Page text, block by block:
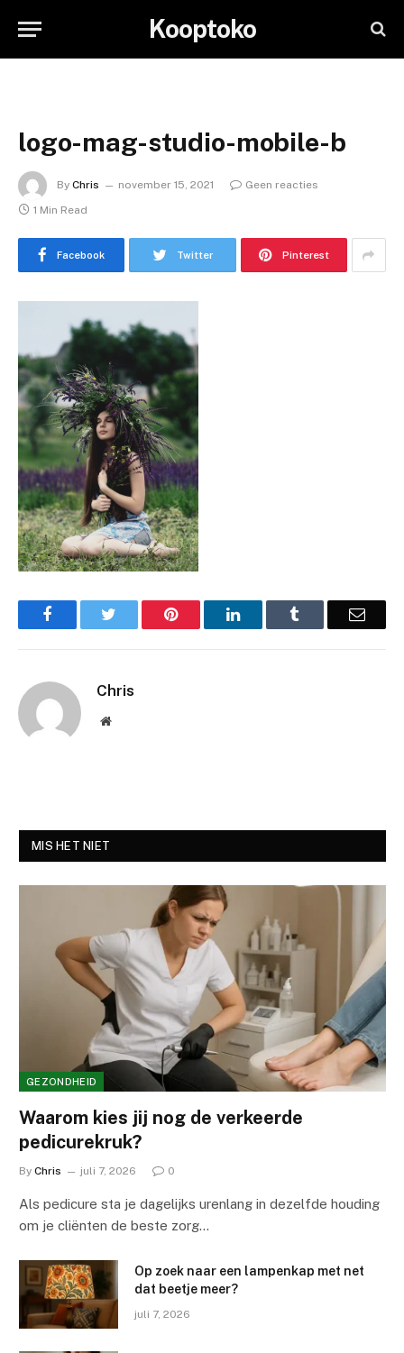
Kooptoko
logo-mag-studio-mobile-b
By Chris november 15, 2021
Geen reacties
1 Min Read
Facebook Twitter Pinterest
Facebook Pinterest LinkedIn Email
Chris
Website
MIS HET NIET
GEZONDHEID
Waarom kies jij nog de verkeerde
pedicurekruk?
By Chris juli 7, 2026 0
Als pedicure sta je dagelijks urenlang in dezelfde houding
om je cliënten de beste zorg…
Op zoek naar een lampenkap met net
dat beetje meer?
juli 7, 2026